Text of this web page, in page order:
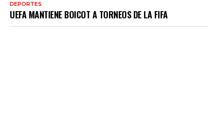
DEPORTES
UEFA MANTIENE BOICOT A TORNEOS DE LA FIFA